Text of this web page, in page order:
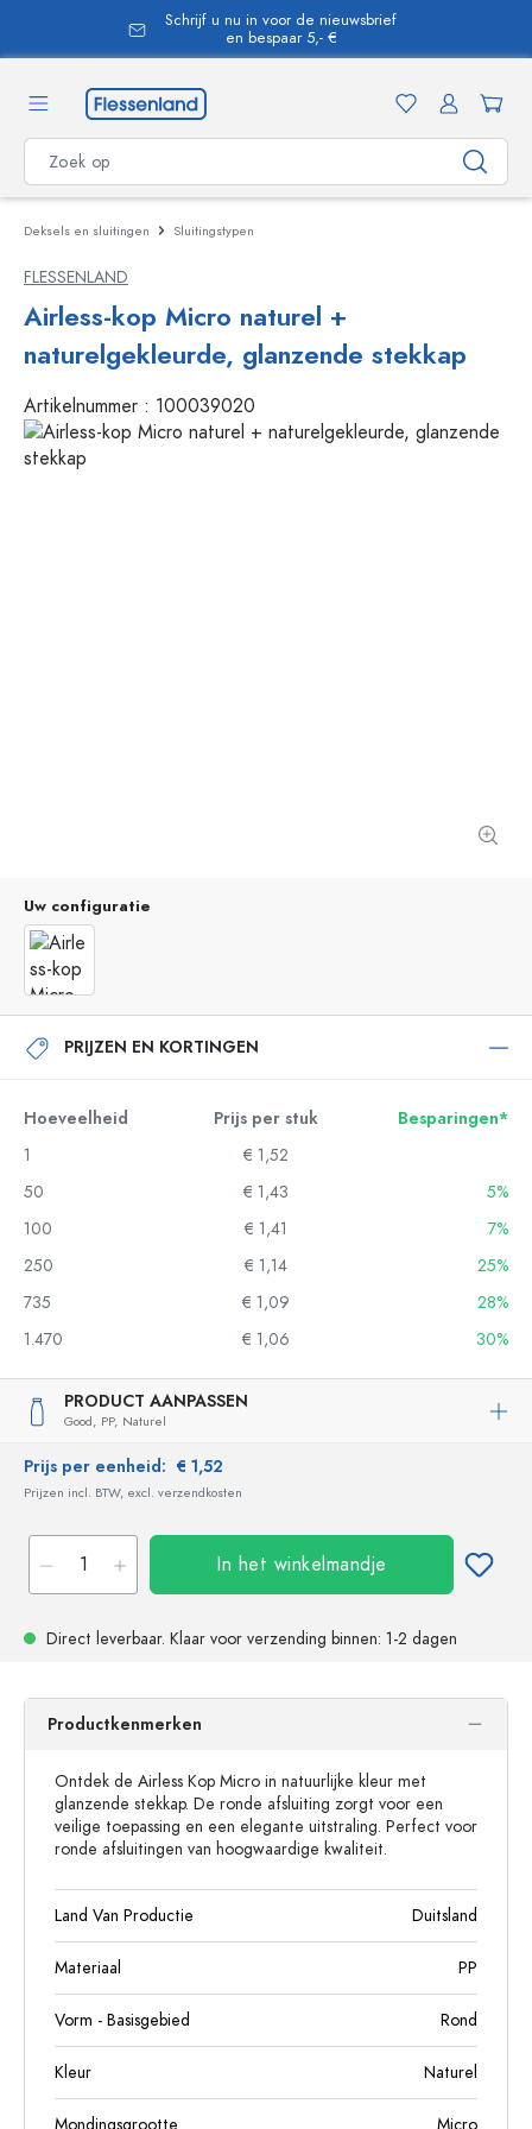
Schrijf u nu in voor de nieuwsbrief
en bespaar 5,- €
Deksels en sluitingen Sluitingstypen
FLESSENLAND
Airless-kop Micro naturel +
naturelgekleurde, glanzende stekkap
Artikelnummer : 100039020
Uw configuratie
PRIJZEN EN KORTINGEN
Hoeveelheid Prijs per stuk
Besparingen*
1
€ 1,52
50
€ 1,43
5%
100
€ 1,41
7%
250
€ 1,14
25%
735
€ 1,09
28%
1.470
€ 1,06 30%
PRODUCT AANPASSEN
Good, PP, Naturel
Prijs per eenheid: € 1,52
Prijzen incl. BTW, excl. verzendkosten
In het winkelmandje
Direct leverbaar. Klaar voor verzending binnen: 1-2 dagen
Productkenmerken
Ontdek de Airless Kop Micro in natuurlijke kleur met
glanzende stekkap. De ronde afsluiting zorgt voor een
veilige toepassing en een elegante uitstraling. Perfect voor
ronde afsluitingen van hoogwaardige kwaliteit.
Land Van Productie Duitsland
Materiaal PP
Vorm - Basisgebied Rond
Kleur Naturel